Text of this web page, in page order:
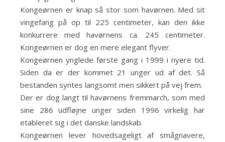
Kongeørnen er knap så stor som havørnen. Med sit
vingefang på op til 225 centimeter, kan den ikke
konkurrere med havørnens ca. 245 centimeter.
Kongeørnen er dog en mere elegant flyver.
Kongeørnen ynglede første gang i 1999 i nyere tid.
Siden da er der kommet 21 unger ud af det. Så
bestanden syntes langsomt men sikkert på vej frem.
Der er dog langt til havørnens fremmarch, som med
sine 286 udfløjne unger siden 1996 virkelig har
etableret sig i det danske landskab.
Kongeørnen lever hovedsageligt af smågnavere,